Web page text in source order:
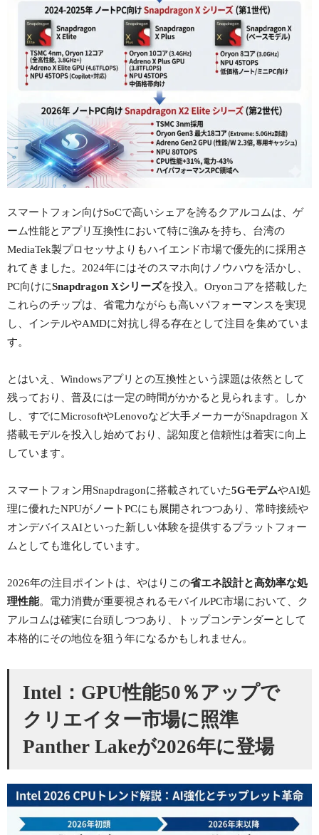
スマートフォン向けSoCで高いシェアを誇るクアルコムは、ゲ
ーム性能とアプリ互換性において特に強みを持ち、台湾の
MediaTek製プロセッサよりもハイエンド市場で優先的に採用さ
れてきました。2024年にはそのスマホ向けノウハウを活かし、
PC向けにSnapdragon Xシリーズを投入。Oryonコアを搭載した
これらのチップは、省電力ながらも高いパフォーマンスを実現
し、インテルやAMDに対抗し得る存在として注目を集めていま
す。
とはいえ、Windowsアプリとの互換性という課題は依然として
残っており、普及には一定の時間がかかると見られます。しか
し、すでにMicrosoftやLenovoなど大手メーカーがSnapdragon X
搭載モデルを投入し始めており、認知度と信頼性は着実に向上
しています。
スマートフォン用Snapdragonに搭載されていた5GモデムやAI処
理に優れたNPUがノートPCにも展開されつつあり、常時接続や
オンデバイスAIといった新しい体験を提供するプラットフォー
ムとしても進化しています。
2026年の注目ポイントは、やはりこの省エネ設計と高効率な処
理性能。電力消費が重要視されるモバイルPC市場において、ク
アルコムは確実に台頭しつつあり、トップコンテンダーとして
本格的にその地位を狙う年になるかもしれません。
Intel：GPU性能50％アップで
クリエイター市場に照準
Panther Lakeが2026年に登場